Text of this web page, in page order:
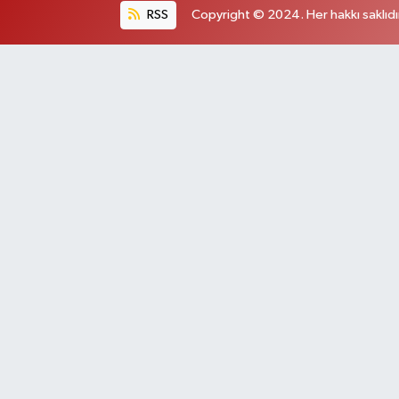
RSS Copyright © 2024. Her hakkı